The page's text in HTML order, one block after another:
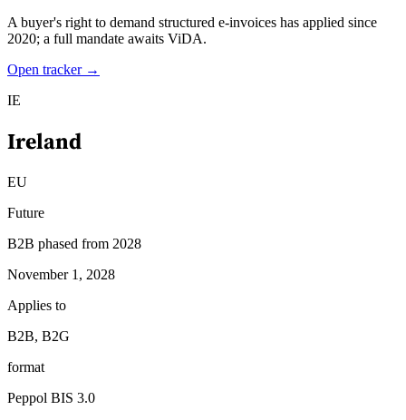
A buyer's right to demand structured e-invoices has applied since
2020; a full mandate awaits ViDA.
Open tracker →
IE
Ireland
EU
Future
B2B phased from 2028
November 1, 2028
Applies to
B2B, B2G
format
Peppol BIS 3.0